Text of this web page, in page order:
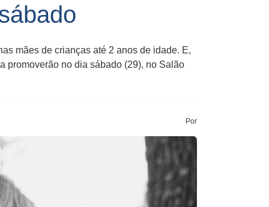
mães de crianças até 2 anos de idade. E,
promoverão no dia sábado (29), no Salão
Por